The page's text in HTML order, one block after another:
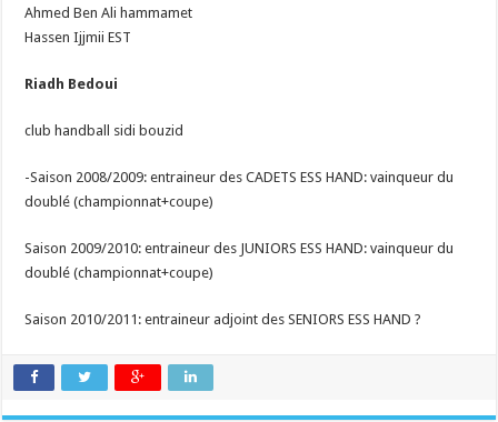
Ahmed Ben Ali hammamet
Hassen Ijjmii EST
Riadh Bedoui
club handball sidi bouzid
-Saison 2008/2009: entraineur des CADETS ESS HAND: vainqueur du
doublé (championnat+coupe)
Saison 2009/2010: entraineur des JUNIORS ESS HAND: vainqueur du
doublé (championnat+coupe)
Saison 2010/2011: entraineur adjoint des SENIORS ESS HAND ?